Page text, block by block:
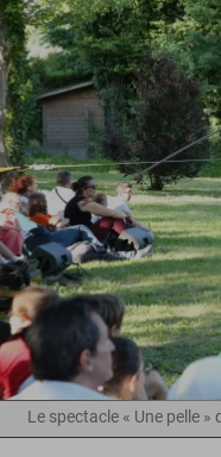
Le spectacle « Une pelle »